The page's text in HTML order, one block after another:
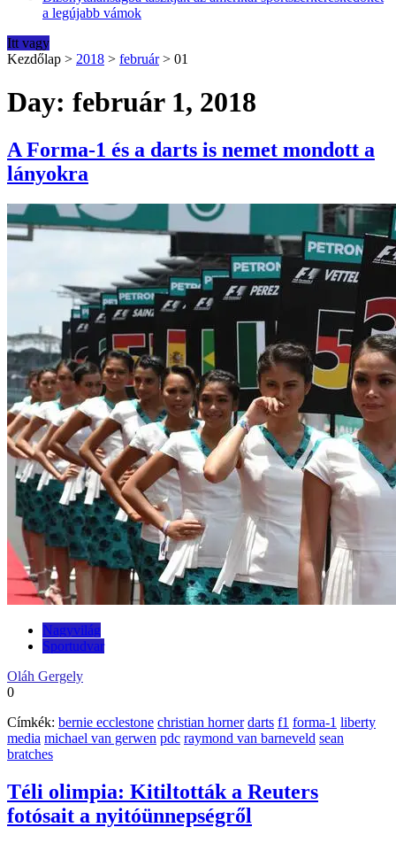
a legújabb vámok
Itt vagy
Kezdőlap > 2018 > február > 01
Day: február 1, 2018
A Forma-1 és a darts is nemet mondott a
lányokra
Nagyvilág
Sportudvar
Oláh Gergely
0
Címkék: bernie ecclestone christian horner darts f1 forma-1 liberty
media michael van gerwen pdc raymond van barneveld sean
bratches
Téli olimpia: Kitiltották a Reuters
fotósait a nyitóünnepségről